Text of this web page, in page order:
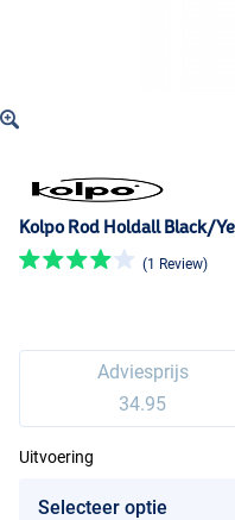
Kolpo Rod Holdall Black/
(1 Review)
Adviesprijs
34.95
Uitvoering